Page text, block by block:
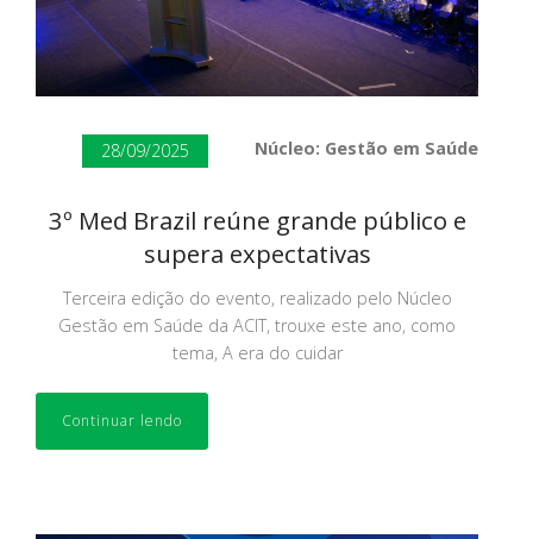
28/09/2025 Núcleo: Gestão em Saúde
3º Med Brazil reúne grande público e
supera expectativas
Terceira edição do evento, realizado pelo Núcleo
Gestão em Saúde da ACIT, trouxe este ano, como
tema, A era do cuidar
Continuar lendo